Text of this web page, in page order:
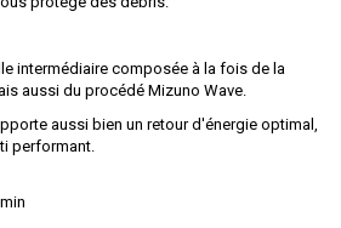
intermédiaire composée à la fois de la
aussi du procédé Mizuno Wave.
aussi bien un retour d'énergie optimal,
performant.